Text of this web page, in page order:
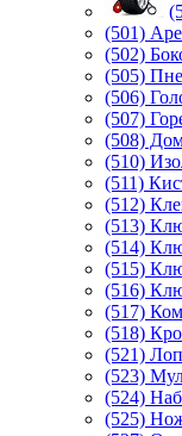
(501)
(502)
(505)
(506)
(507)
(508)
(510)
(511)
(512)
(513)
(514)
(515)
(516)
(517)
(518)
(521)
(523)
(524)
(525)